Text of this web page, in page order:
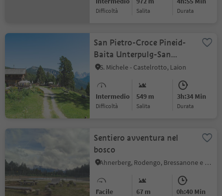
Difficoltà Salita durata
San Pietro-Croce Pineid-
Baita Unterpulg-San
Pietro
S. Michele - Castelrotto, Laion
Intermedio
Difficoltà
549 m
Salita
3h:34 Min
durata
Sentiero avventura nel
bosco
Ahnerberg, Rodengo, Bressanone e dintorni
Facile 67 m 0h:40 Min